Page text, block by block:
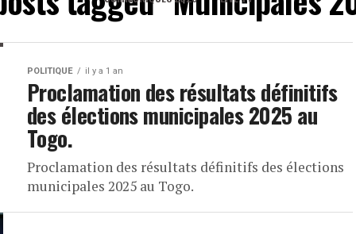
POLITIQUE il y a 1 an
Proclamation des résultats définitifs
des élections municipales 2025 au
Togo.
Proclamation des résultats définitifs des élections
municipales 2025 au Togo.